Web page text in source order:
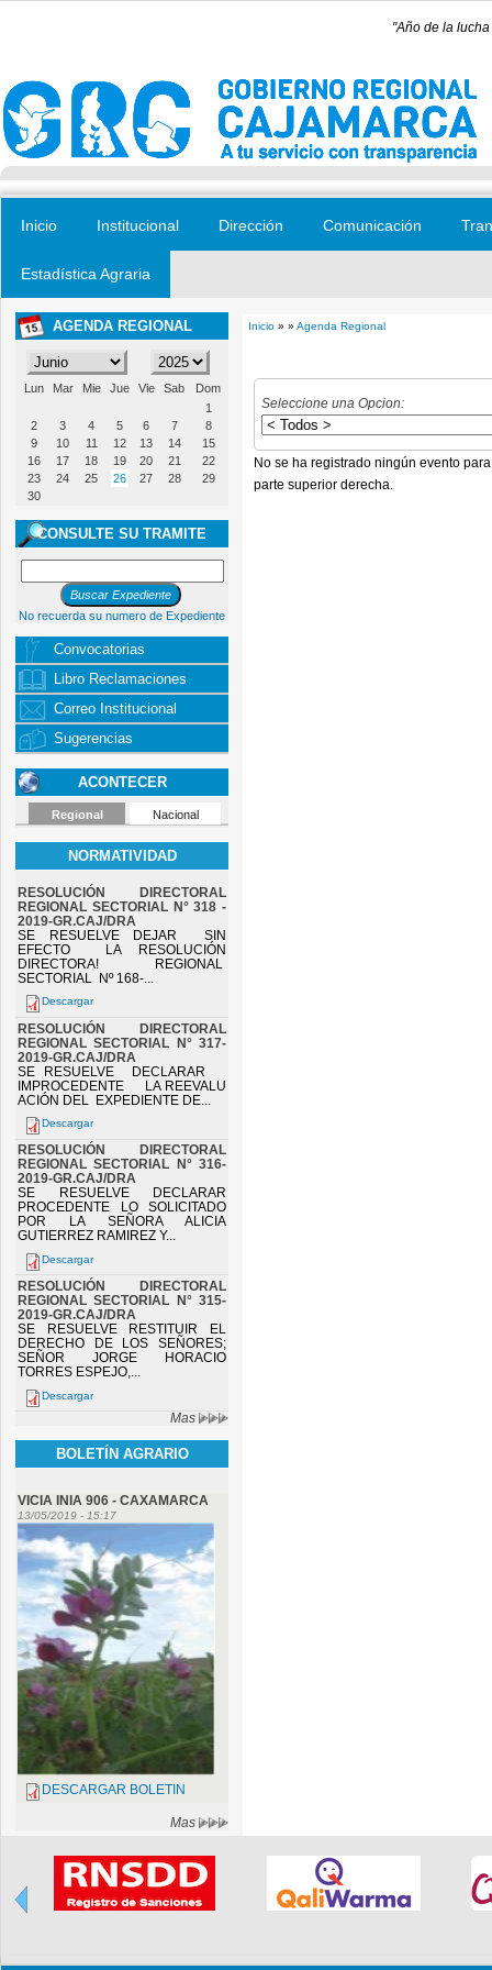
"Año de la
Inicio Institucional Dirección Comunicación
Estadística Agraria
AGENDA REGIONAL
Lun Mar Mie Jue Vie Sab
Dom
1
2
3 4 5 6 7
8
9
10 11 12 13 14
15
16
17 18 19 20 21
22
23
24 25 26 27 28
29
30
CONSULTE SU TRAMITE
No recuerda su numero de Expediente
Convocatorias
Libro Reclamaciones
Correo Institucional
Sugerencias
ACONTECER
Regional Nacional
NORMATIVIDAD
RESOLUCIÓN DIRECTORAL
REGIONAL SECTORIAL N° 318 -
2019-GR.CAJ/DRA
SE RESUELVE DEJAR SIN
EFECTO LA RESOLUCIÓN
DIRECTORA! REGIONAL
SECTORIAL Nº 168-...
Descargar
RESOLUCIÓN DIRECTORAL
REGIONAL SECTORIAL N° 317-
2019-GR.CAJ/DRA
SE RESUELVE DECLARAR
IMPROCEDENTE LA REEVALU
ACIÓN DEL EXPEDIENTE DE...
Descargar
RESOLUCIÓN DIRECTORAL
REGIONAL SECTORIAL N° 316-
2019-GR.CAJ/DRA
SE RESUELVE DECLARAR
PROCEDENTE LO SOLICITADO
POR LA SEÑORA ALICIA
GUTIERREZ RAMIREZ Y...
Descargar
RESOLUCIÓN DIRECTORAL
REGIONAL SECTORIAL N° 315-
2019-GR.CAJ/DRA
SE RESUELVE RESTITUIR EL
DERECHO DE LOS SEÑORES;
SEÑOR JORGE HORACIO
TORRES ESPEJO,...
Descargar
Mas
BOLETÍN AGRARIO
VICIA INIA 906 - CAXAMARCA
13/05/2019 - 15:17
DESCARGAR BOLETIN
Mas
Inicio » » Agenda Regional
Seleccione una Opcion:
No se ha registrado ningún evento
parte superior derecha.